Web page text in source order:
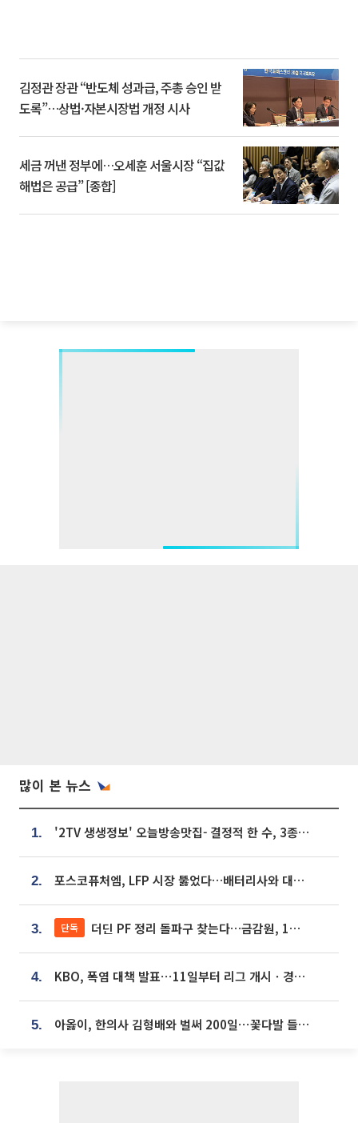
김정관 장관 “반도체 성과급, 주총 승인 받
도록”…상법·자본시장법 개정 시사
세금 꺼낸 정부에…오세훈 서울시장 “집값
해법은 공급” [종합]
많이 본 뉴스
1. '2TV 생생정보' 오늘방송맛집- 결정적 한 수, 3종 메밀면! 메밀 소바 맛집 '의○○○○'
2. 포스코퓨처엠, LFP 시장 뚫었다…배터리사와 대규모 장기 공급 합의
3. 단독 더딘 PF 정리 돌파구 찾는다…금감원, 1년 반 만에 매각설명회 재개
4. KBO, 폭염 대책 발표⋯11일부터 리그 개시ㆍ경기 오후 7시 시작
5. 아옳이, 한의사 김형배와 벌써 200일⋯꽃다발 들고 "프러포즈 아냐"